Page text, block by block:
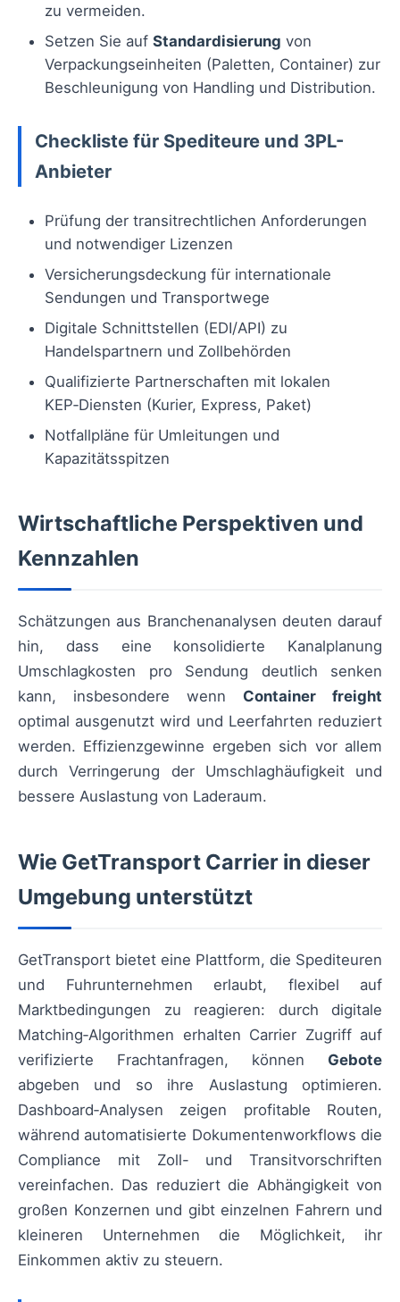
zu vermeiden.
Setzen Sie auf Standardisierung von
Verpackungseinheiten (Paletten, Container) zur
Beschleunigung von Handling und Distribution.
Checkliste für Spediteure und 3PL-
Anbieter
Prüfung der transitrechtlichen Anforderungen
und notwendiger Lizenzen
Versicherungsdeckung für internationale
Sendungen und Transportwege
Digitale Schnittstellen (EDI/API) zu
Handelspartnern und Zollbehörden
Qualifizierte Partnerschaften mit lokalen
KEP‑Diensten (Kurier, Express, Paket)
Notfallpläne für Umleitungen und
Kapazitätsspitzen
Wirtschaftliche Perspektiven und
Kennzahlen
Schätzungen aus Branchenanalysen deuten darauf
hin, dass eine konsolidierte Kanalplanung
Umschlagkosten pro Sendung deutlich senken
kann, insbesondere wenn Container freight
optimal ausgenutzt wird und Leerfahrten reduziert
werden. Effizienzgewinne ergeben sich vor allem
durch Verringerung der Umschlaghäufigkeit und
bessere Auslastung von Laderaum.
Wie GetTransport Carrier in dieser
Umgebung unterstützt
GetTransport bietet eine Plattform, die Spediteuren
und Fuhrunternehmen erlaubt, flexibel auf
Marktbedingungen zu reagieren: durch digitale
Matching‑Algorithmen erhalten Carrier Zugriff auf
verifizierte Frachtanfragen, können Gebote
abgeben und so ihre Auslastung optimieren.
Dashboard‑Analysen zeigen profitable Routen,
während automatisierte Dokumentenworkflows die
Compliance mit Zoll- und Transitvorschriften
vereinfachen. Das reduziert die Abhängigkeit von
großen Konzernen und gibt einzelnen Fahrern und
kleineren Unternehmen die Möglichkeit, ihr
Einkommen aktiv zu steuern.